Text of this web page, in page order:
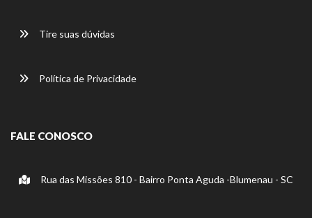
Tire suas dúvidas
Política de Privacidade
FALE CONOSCO
Rua das Missões 810 - Bairro Ponta Aguda -Blumenau - SC